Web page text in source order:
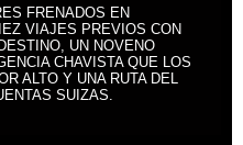
FRENADOS EN
VIAJES PREVIOS CON
UN NOVENO
CHAVISTA QUE LOS
ALTO Y UNA RUTA DEL
SUIZAS.